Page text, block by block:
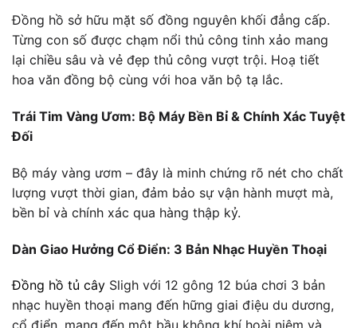
Đồng hồ sở hữu mặt số đồng nguyên khối đẳng cấp.
Từng con số được chạm nổi thủ công tinh xảo mang
lại chiều sâu và vẻ đẹp thủ công vượt trội. Hoạ tiết
hoa văn đồng bộ cùng với hoa văn bộ tạ lắc.
Trái Tim Vàng Ươm: Bộ Máy Bền Bỉ & Chính Xác Tuyệt
Đối
Bộ máy vàng ươm – đây là minh chứng rõ nét cho chất
lượng vượt thời gian, đảm bảo sự vận hành mượt mà,
bền bỉ và chính xác qua hàng thập kỷ.
Dàn Giao Hưởng Cổ Điển: 3 Bản Nhạc Huyền Thoại
Đồng hồ tủ cây Sligh với 12 gông 12 búa chơi 3 bản
nhạc huyền thoại mang đến hững giai điệu du dương,